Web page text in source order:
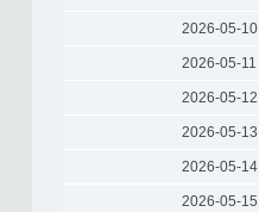
2026-05-10
2026-05-11
2026-05-12
2026-05-13
2026-05-14
2026-05-15